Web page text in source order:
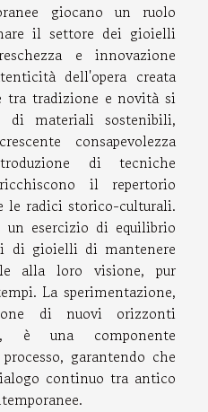
giocano un ruolo
il settore dei gioielli
e innovazione
dell'opera creata
tra tradizione e novità si
di materiali sostenibili,
consapevolezza
di tecniche
il repertorio
le radici storico-culturali.
un esercizio di equilibrio
di gioielli di mantenere
alla loro visione, pur
La sperimentazione,
di nuovi orizzonti
è una componente
garantendo che
continuo tra antico